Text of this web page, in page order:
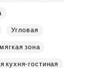
Угловая
зона
кухня-гостиная